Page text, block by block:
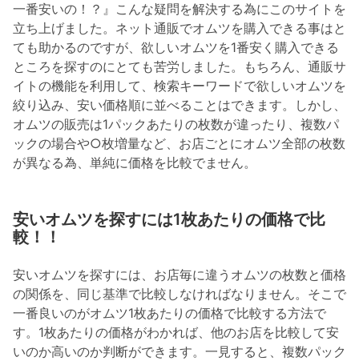
一番安いの！？』こんな疑問を解決する為にこのサイトを
立ち上げました。ネット通販でオムツを購入できる事はと
ても助かるのですが、欲しいオムツを1番安く購入できる
ところを探すのにとても苦労しました。もちろん、通販サ
イトの機能を利用して、検索キーワードで欲しいオムツを
絞り込み、安い価格順に並べることはできます。しかし、
オムツの販売は1パックあたりの枚数が違ったり、複数パ
ックの場合や○枚増量など、お店ごとにオムツ全部の枚数
が異なる為、単純に価格を比較でません。
安いオムツを探すには1枚あたりの価格で比
較！！
安いオムツを探すには、お店毎に違うオムツの枚数と価格
の関係を、同じ基準で比較しなければなりません。そこで
一番良いのがオムツ1枚あたりの価格で比較する方法で
す。1枚あたりの価格がわかれば、他のお店を比較して安
いのか高いのか判断ができます。一見すると、複数パック